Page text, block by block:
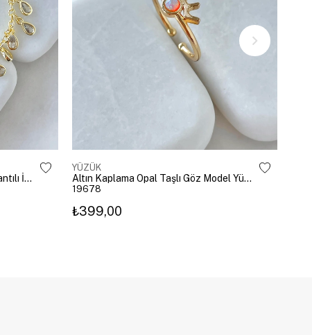
Altın Kaplama Damla Kristal Sallantılı İkili Yüzük Gold
YÜZÜK
Altın Kaplama Opal Taşlı Göz Model Yüzük Pembe
19678
₺399,00